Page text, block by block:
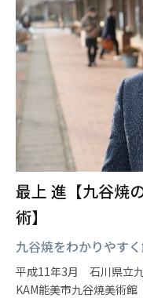
最上 進【九谷焼
術】
九谷焼をわかりやす
平成11年3月 石川県立
KAM能美市九谷焼美術